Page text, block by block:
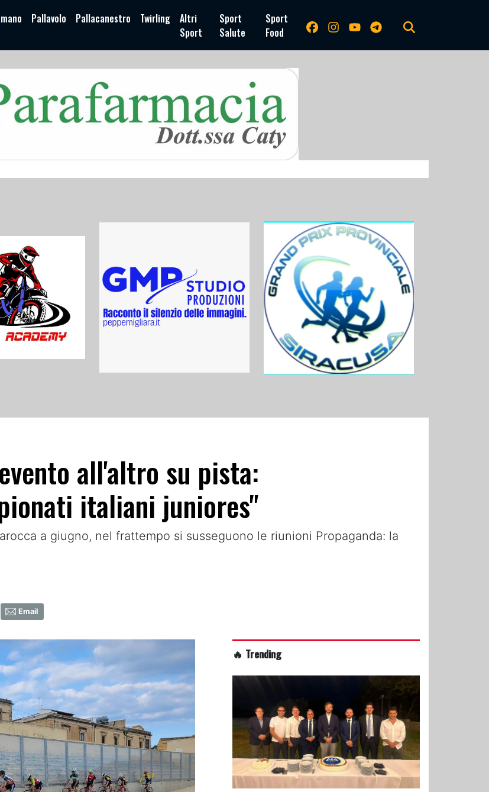
Pallavolo Pallacanestro Twirling
Altri
Sport
Sport
Salute
Sport
Food
all'altro su pista:
italiani juniores"
a giugno, nel frattempo si susseguono le riunioni Propaganda: la
Email
🔥 Trending